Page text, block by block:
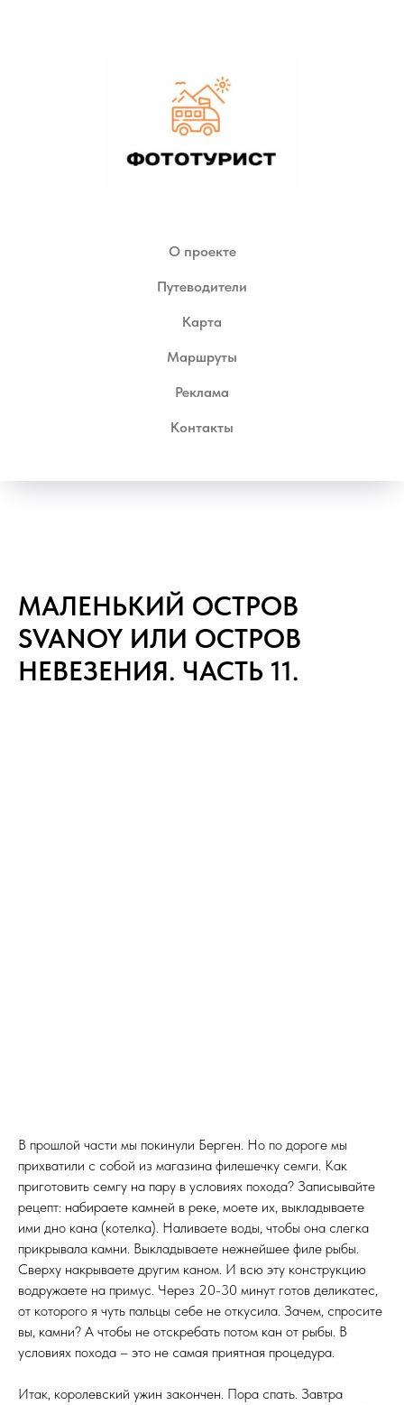
О проекте
Путеводители
Карта
Маршруты
Реклама
Контакты
МАЛЕНЬКИЙ ОСТРОВ
SVANOY ИЛИ ОСТРОВ
НЕВЕЗЕНИЯ. ЧАСТЬ 11.
В прошлой части мы покинули Берген. Но по дороге мы
прихватили с собой из магазина филешечку семги. Как
приготовить семгу на пару в условиях похода? Записывайте
рецепт: набираете камней в реке, моете их, выкладываете
ими дно кана (котелка). Наливаете воды, чтобы она слегка
прикрывала камни. Выкладываете нежнейшее филе рыбы.
Сверху накрываете другим каном. И всю эту конструкцию
водружаете на примус. Через 20-30 минут готов деликатес,
от которого я чуть пальцы себе не откусила. Зачем, спросите
вы, камни? А чтобы не отскребать потом кан от рыбы. В
условиях похода – это не самая приятная процедура.
Итак, королевский ужин закончен. Пора спать. Завтра